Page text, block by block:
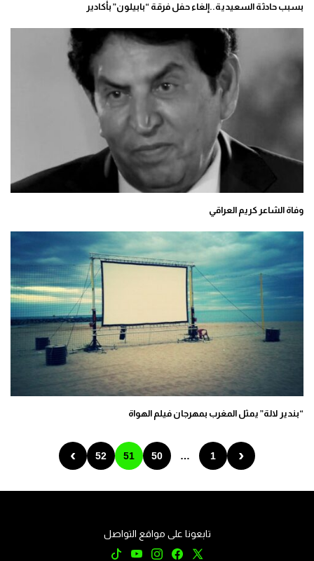
بسبب حادثة السعيدية..إلغاء حفل فرقة “بابيلون” بأكادير
وفاة الشاعر كريم العراقي
“بندير لالة” يمثل المغرب بمهرجان فيلم الهواة
‹
1
…
50
51
52
›
تابعونا على مواقع التواصل